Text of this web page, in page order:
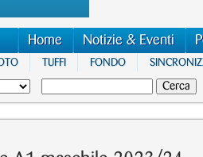
Home Notizie & Eventi
TUFFI FONDO